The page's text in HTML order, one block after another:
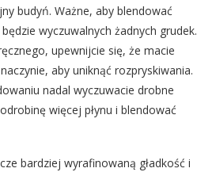
budyń. Ważne, aby blendować
wyczuwalnych żadnych grudek.
upewnijcie się, że macie
aby uniknąć rozpryskiwania.
nadal wyczuwacie drobne
więcej płynu i blendować
bardziej wyrafinowaną gładkość i